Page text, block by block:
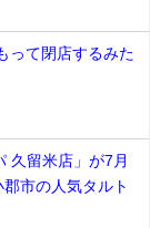
って閉店するみた
久留米店」が7月
市の人気タルト